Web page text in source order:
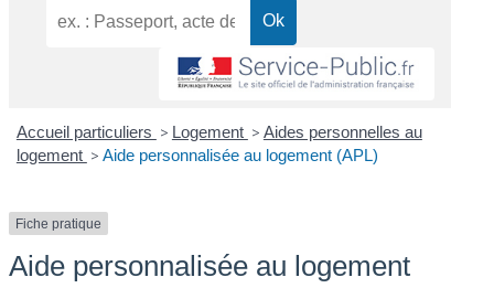
Accueil particuliers > Logement > Aides personnelles au
logement > Aide personnalisée au logement (APL)
Fiche pratique
Aide personnalisée au logement